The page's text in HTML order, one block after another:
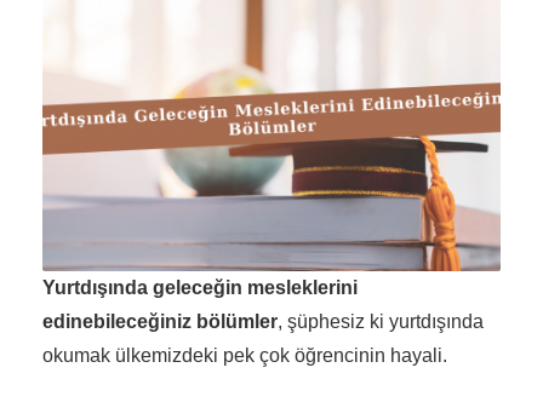
Yurtdışında geleceğin mesleklerini
edinebileceğiniz bölümler, şüphesiz ki yurtdışında
okumak ülkemizdeki pek çok öğrencinin hayali.